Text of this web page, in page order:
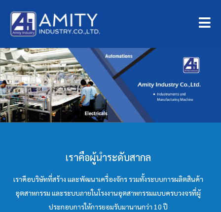
เราคือผู้นำระดับสากล
เราคือบริษัทที่สร้าง และพัฒนาเครื่องจักร รวมทั้งระบบการผลิตสินค้า
อุตสาหกรรม และระบบภายในโรงงานอุตสาหกรรมแบบครบวงจรที่ผู้
ประกอบการให้การยอมรับมานานกว่า 10 ปี